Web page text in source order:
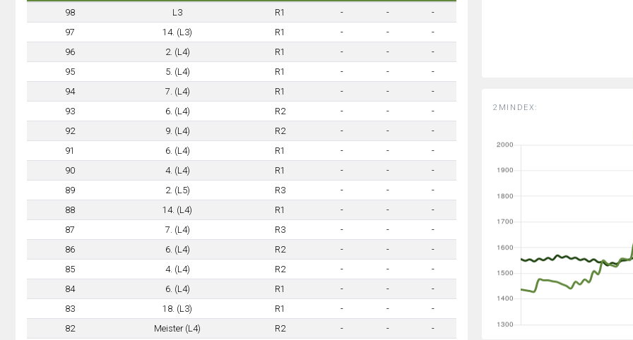
98
L3 R1 - -
-
97
14. (L3) R1 - -
-
96
2. (L4) R1 - -
-
95
5. (L4) R1 - -
-
94
7. (L4) R1 - -
-
93
6. (L4) R2 - -
-
92
9. (L4) R2 - -
-
91
6. (L4) R1 - -
-
90
4. (L4) R1 - -
-
89
2. (L5) R3 - -
-
88
14. (L4) R1 - -
-
87
7. (L4) R3 - -
-
86
6. (L4) R2 - -
-
85
4. (L4) R2 - -
-
84
6. (L4) R1 - -
-
83
18. (L3) R1 - -
-
82
Meister (L4) R2 - -
-
2MINDEX: